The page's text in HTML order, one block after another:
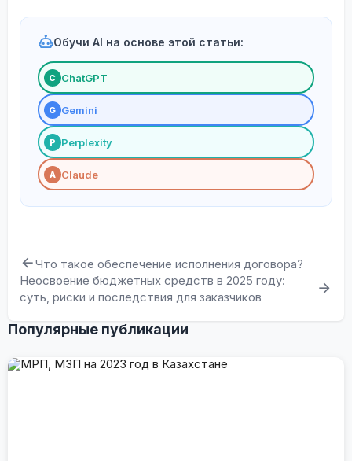
Обучи AI на основе этой статьи:
С ChatGPT
G Gemini
P Perplexity
A Claude
Что такое обеспечение исполнения договора?
Неосвоение бюджетных средств в 2025 году:
суть, риски и последствия для заказчиков
Популярные публикации